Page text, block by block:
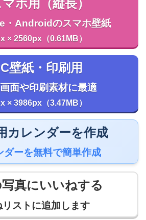
ホ用（縦長）
・Androidのスマホ壁紙
× 2560px（0.61MB）
壁紙・印刷用
面や印刷素材に最適
× 3986px（3.47MB）
カレンダーを作成
ダーを無料で簡単作成
真にいいねする
リストに追加します